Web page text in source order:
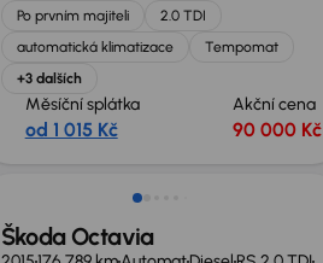
Po prvním majiteli
2.0 TDI
automatická klimatizace
Tempomat
+3 dalších
Měsíční splátka
od 1 015 Kč
Akční cena
90 000 Kč
Škoda Octavia